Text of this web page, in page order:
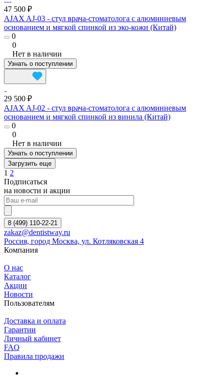
47 500 ₽
AJAX AJ-03 - cтул врача-стоматолога с алюминиевым
основанием и мягкой спинкой из эко-кожи (Китай)
0
0
Нет в наличии
Узнать о поступлении
29 500 ₽
AJAX AJ-02 - cтул врача-стоматолога с алюминиевым
основанием и мягкой спинкой из винила (Китай)
0
0
Нет в наличии
Узнать о поступлении
Загрузить еще
1 2
Подписаться
на новости и акции
8 (499) 110-22-21
zakaz@dentistway.ru
Россия, город Москва, ул. Котляковская 4
Компания
О нас
Каталог
Акции
Новости
Пользователям
Доставка и оплата
Гарантии
Личный кабинет
FAQ
Правила продажи